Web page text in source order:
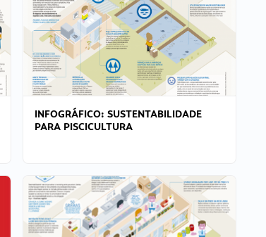
INFOGRÁFICO: SUSTENTABILIDADE
PARA PISCICULTURA